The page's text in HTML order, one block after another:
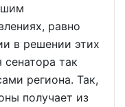
равно
в решении этих
так
региона. Так,
получает из